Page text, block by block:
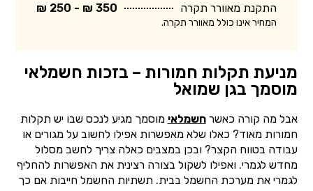
התקנת מאוורר תקרה 350 ₪ - 250 ₪
המחיר אינו כולל מאוורר תקרה.
מניעת תקלות חמורות – בזכות חשמלאי
מוסמך בגן שמואל
אבל מה קורה כאשרחשמלאי מוסמך מגיע לנכס שבו יש תקלות
חמורות מאוד? כאלו שלא מאפשרות אפילו לחשוב על מגורים או
עבודה בטווח הקצר? ובכן במצבים כאלה צריך לחשב מסלול
מחדש לגמרי. ואפילו לשקול בצורה רצינית את האפשרות להחליף
לגמרי את מערכת החשמל בבית. תשתיות החשמל חייבות אם כך